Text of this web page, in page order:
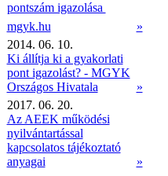
pontszám igazolása 
mgyk.hu
»
2014. 06. 10.
Ki állítja ki a gyakorlati
pont igazolást? - MGYK
Országos Hivatala
»
2017. 06. 20.
Az AEEK működési
nyilvántartással
kapcsolatos tájékoztató
anyagai
»